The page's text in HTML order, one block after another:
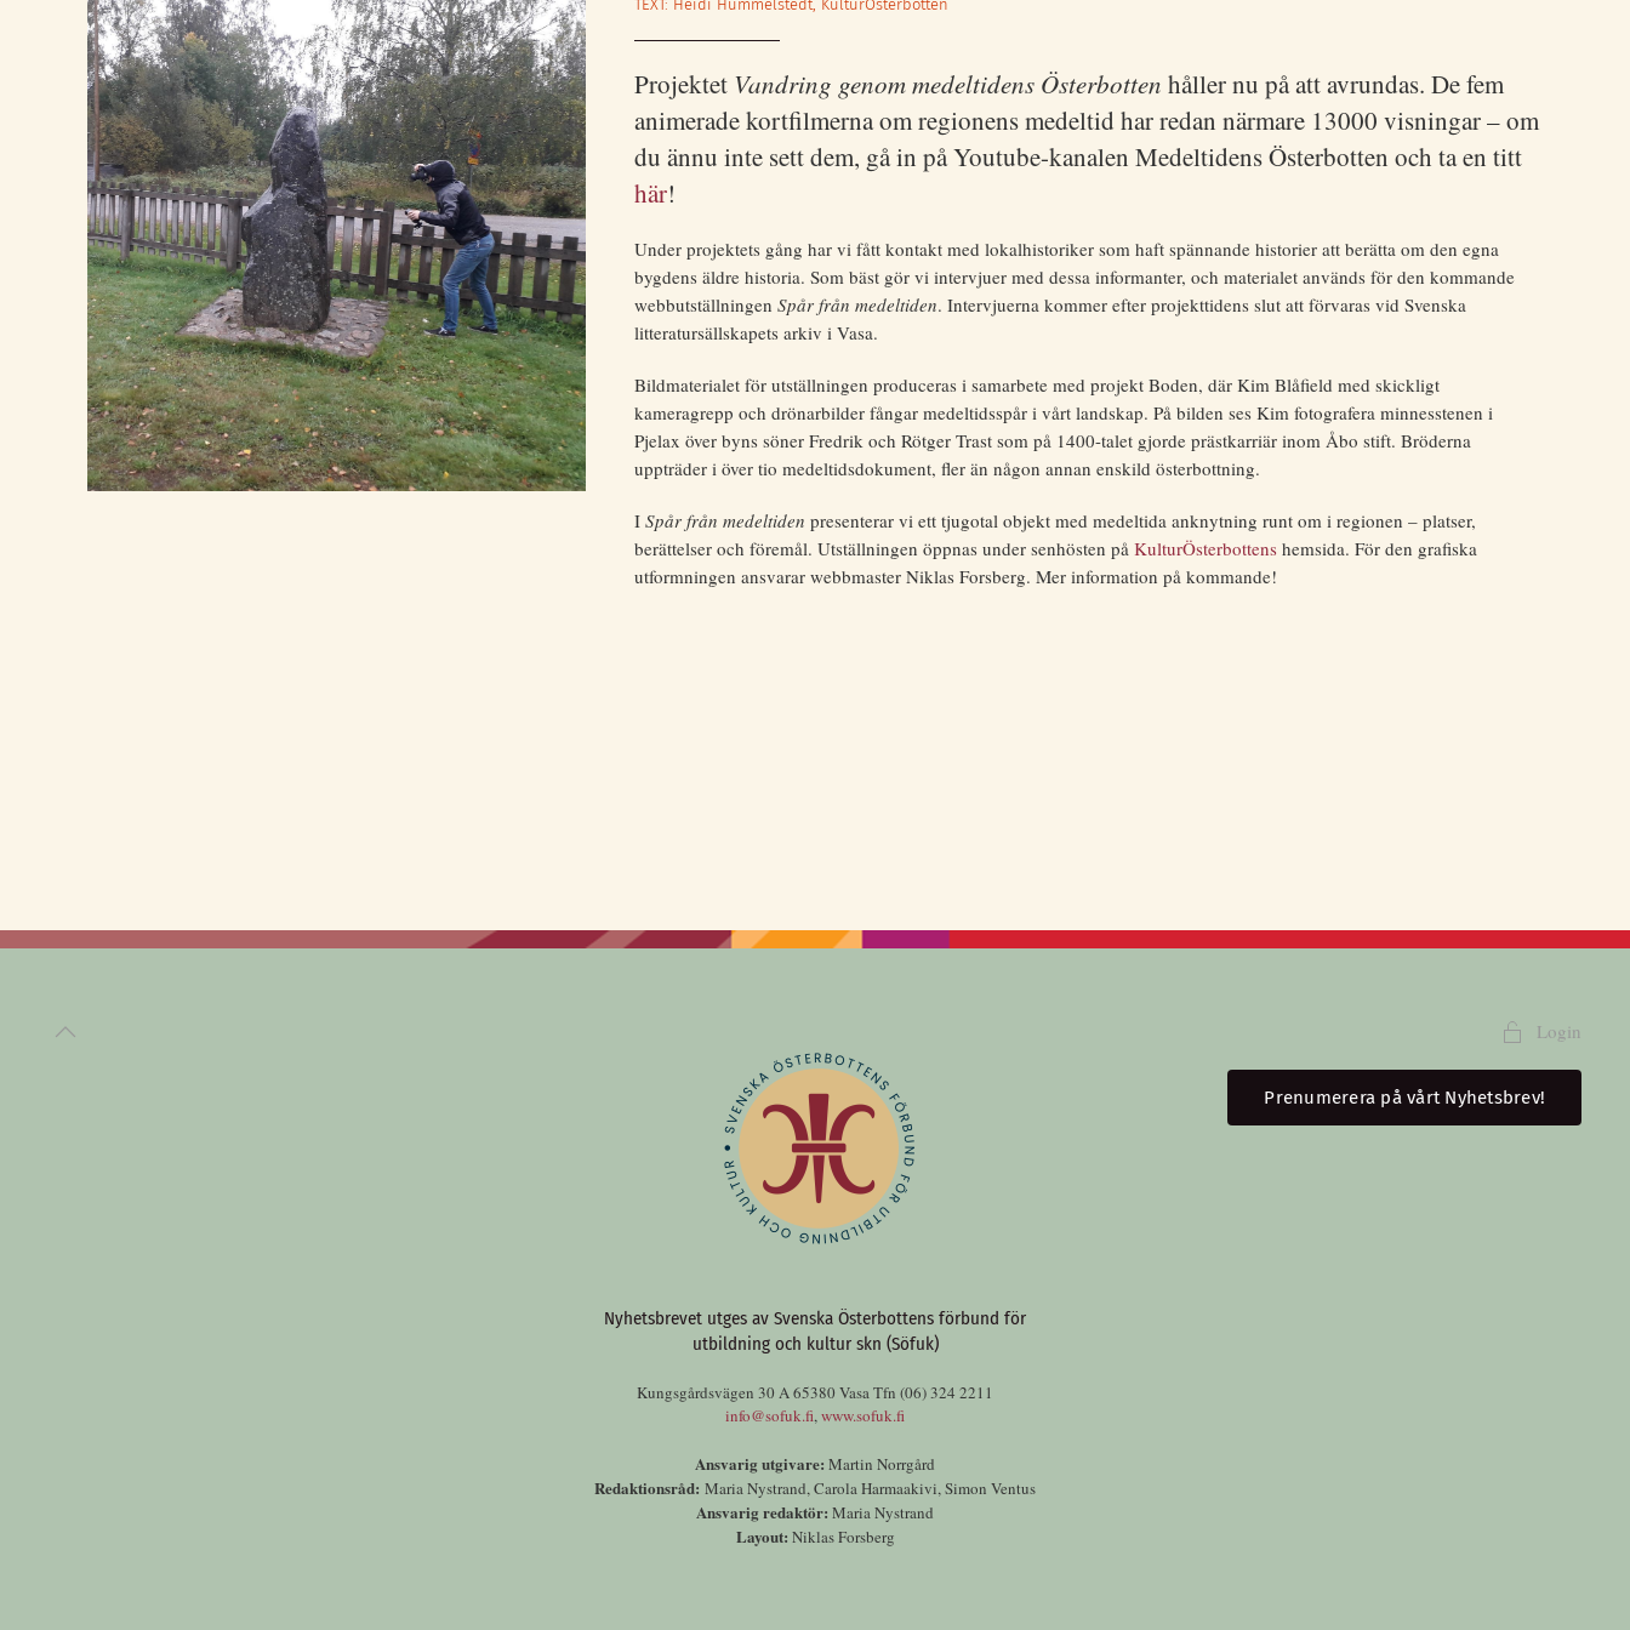
TEXT: Heidi Hummelstedt, KulturÖsterbotten
Projektet Vandring genom medeltidens Österbotten håller nu på att avrundas. De fem
animerade kortfilmerna om regionens medeltid har redan närmare 13000 visningar – om
du ännu inte sett dem, gå in på Youtube-kanalen Medeltidens Österbotten och ta en titt
här!
Under projektets gång har vi fått kontakt med lokalhistoriker som haft spännande historier att berätta om den egna
bygdens äldre historia. Som bäst gör vi intervjuer med dessa informanter, och materialet används för den kommande
webbutställningen Spår från medeltiden. Intervjuerna kommer efter projekttidens slut att förvaras vid Svenska
litteratursällskapets arkiv i Vasa.
Bildmaterialet för utställningen produceras i samarbete med projekt Boden, där Kim Blåfield med skickligt
kameragrepp och drönarbilder fångar medeltidsspår i vårt landskap. På bilden ses Kim fotografera minnesstenen i
Pjelax över byns söner Fredrik och Rötger Trast som på 1400-talet gjorde prästkarriär inom Åbo stift. Bröderna
uppträder i över tio medeltidsdokument, fler än någon annan enskild österbottning.
I Spår från medeltiden presenterar vi ett tjugotal objekt med medeltida anknytning runt om i regionen – platser,
berättelser och föremål. Utställningen öppnas under senhösten på KulturÖsterbottenshemsida. För den grafiska
utformningen ansvarar webbmaster Niklas Forsberg. Mer information på kommande!
Nyhetsbrevet utges av Svenska Österbottens förbund för
utbildning och kultur skn (Söfuk)
Kungsgårdsvägen 30 A 65380 Vasa Tfn (06) 324 2211
info@sofuk.fi,www.sofuk.fi
Ansvarig utgivare: Martin Norrgård
Redaktionsråd: Maria Nystrand, Carola Harmaakivi, Simon Ventus
Ansvarig redaktör: Maria Nystrand
Layout: Niklas Forsberg
Login
Prenumerera på vårt Nyhetsbrev!